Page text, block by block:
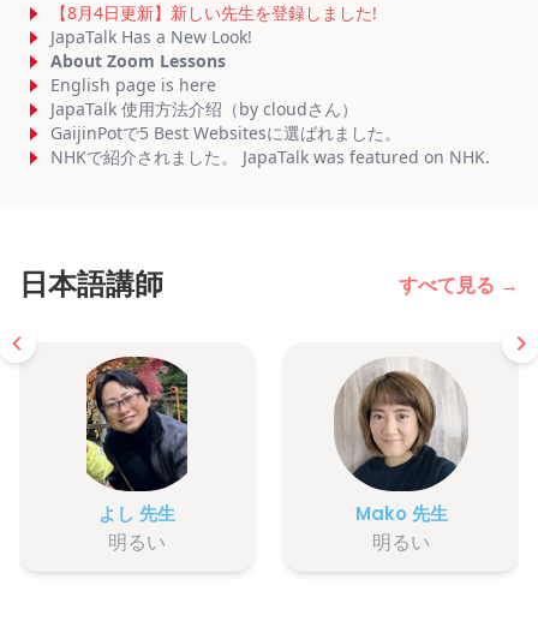
【8月4日更新】新しい先生を登録しました!
JapaTalk Has a New Look!
About Zoom Lessons
English page is here
JapaTalk 使用方法介绍（by cloudさん）
GaijinPotで5 Best Websitesに選ばれました。
NHKで紹介されました。 JapaTalk was featured on NHK.
日本語講師 すべて見る →
よし 先生
明るい
Mako 先生
明るい